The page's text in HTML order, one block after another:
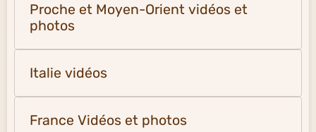
Proche et Moyen-Orient vidéos et
photos
Italie vidéos
France Vidéos et photos